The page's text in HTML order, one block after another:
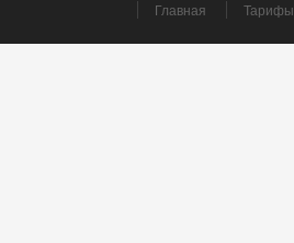
Главная
Тарифы